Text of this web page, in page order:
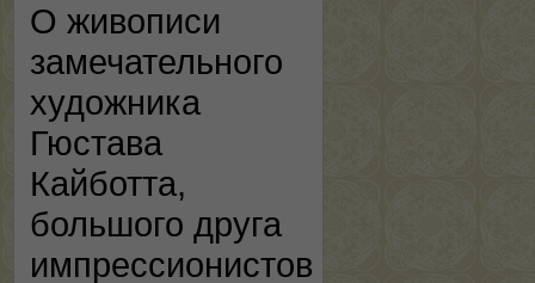
О живописи
замечательного
художника
Гюстава
Кайботта,
большого друга
импрессионистов